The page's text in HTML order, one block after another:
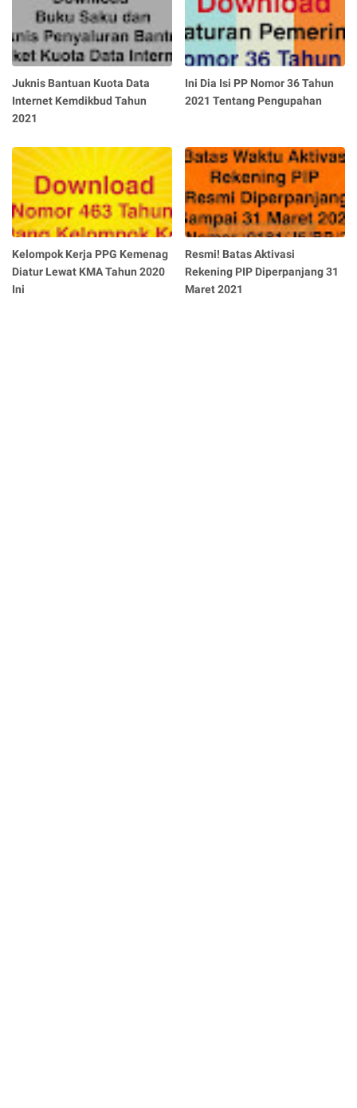
Juknis Bantuan Kuota Data
Internet Kemdikbud Tahun
2021
Ini Dia Isi PP Nomor 36 Tahun
2021 Tentang Pengupahan
Kelompok Kerja PPG Kemenag
Diatur Lewat KMA Tahun 2020
Ini
Resmi! Batas Aktivasi
Rekening PIP Diperpanjang 31
Maret 2021